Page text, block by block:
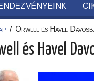
/ Orwell és Havel
és Havel